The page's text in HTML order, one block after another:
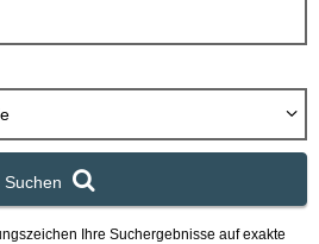
Suchen
Ihre Suchergebnisse auf exakte